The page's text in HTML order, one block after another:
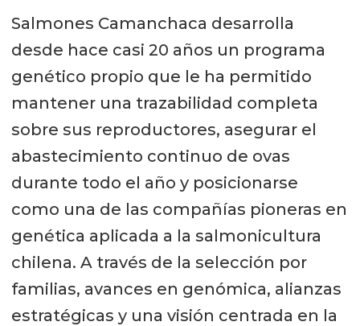
Salmones Camanchaca desarrolla
desde hace casi 20 años un programa
genético propio que le ha permitido
mantener una trazabilidad completa
sobre sus reproductores, asegurar el
abastecimiento continuo de ovas
durante todo el año y posicionarse
como una de las compañías pioneras en
genética aplicada a la salmonicultura
chilena. A través de la selección por
familias, avances en genómica, alianzas
estratégicas y una visión centrada en la